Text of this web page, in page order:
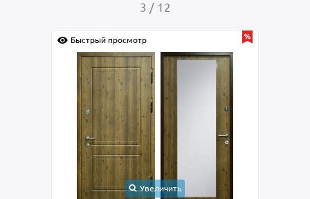
3 / 12
Быстрый просмотр
Увеличить